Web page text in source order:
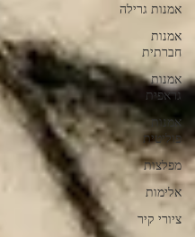
אמנות גרילה
אמנות
חברתית
אמנות
גראפית
אמנות
פוליטית
מפלצות
אלימות
ציורי קיר